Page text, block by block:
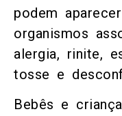
podem
organismos
alergia, rinite,
tosse e
Bebês e